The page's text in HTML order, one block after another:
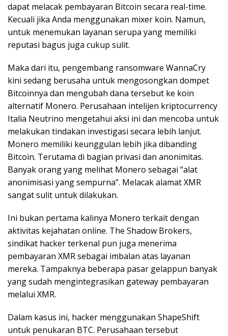
dapat melacak pembayaran Bitcoin secara real-time.
Kecuali jika Anda menggunakan mixer koin. Namun,
untuk menemukan layanan serupa yang memiliki
reputasi bagus juga cukup sulit.
Maka dari itu, pengembang ransomware WannaCry
kini sedang berusaha untuk mengosongkan dompet
Bitcoinnya dan mengubah dana tersebut ke koin
alternatif Monero. Perusahaan intelijen kriptocurrency
Italia Neutrino mengetahui aksi ini dan mencoba untuk
melakukan tindakan investigasi secara lebih lanjut.
Monero memiliki keunggulan lebih jika dibanding
Bitcoin. Terutama di bagian privasi dan anonimitas.
Banyak orang yang melihat Monero sebagai “alat
anonimisasi yang sempurna”. Melacak alamat XMR
sangat sulit untuk dilakukan.
Ini bukan pertama kalinya Monero terkait dengan
aktivitas kejahatan online. The Shadow Brokers,
sindikat hacker terkenal pun juga menerima
pembayaran XMR sebagai imbalan atas layanan
mereka. Tampaknya beberapa pasar gelappun banyak
yang sudah mengintegrasikan gateway pembayaran
melalui XMR.
Dalam kasus ini, hacker menggunakan ShapeShift
untuk penukaran BTC. Perusahaan tersebut